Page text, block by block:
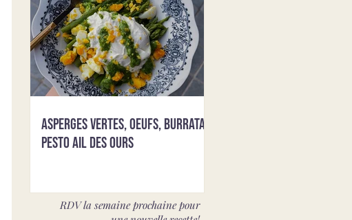
Asperges vertes, oeufs, burrata &
pesto ail des ours
RDV la semaine prochaine pour